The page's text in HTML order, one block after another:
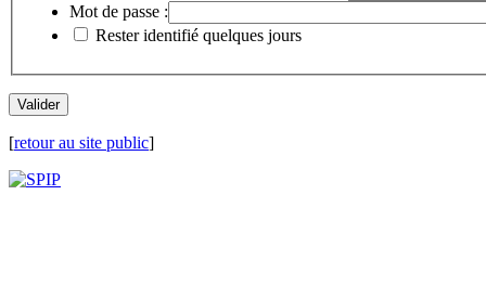
Mot de passe :
Rester identifié quelques jours
[retour au site public]